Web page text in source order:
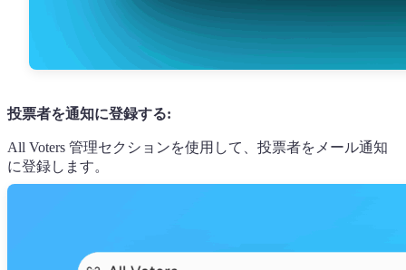
投票者を通知に登録する:
All Voters 管理セクションを使用して、投票者をメール通知
に登録します。